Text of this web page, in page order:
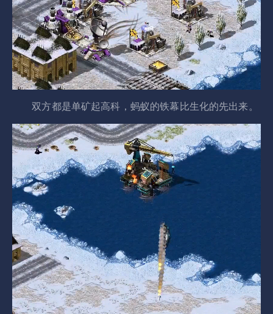
双方都是单矿起高科，蚂蚁的铁幕比生化的先出来。